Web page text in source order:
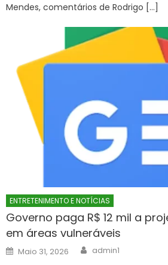
Mendes, comentários de Rodrigo […]
ENTRETENIMENTO E NOTÍCIAS
Governo paga R$ 12 mil a
em áreas vulneráveis
Posted
on
Maio 31, 2026 Author
admin1